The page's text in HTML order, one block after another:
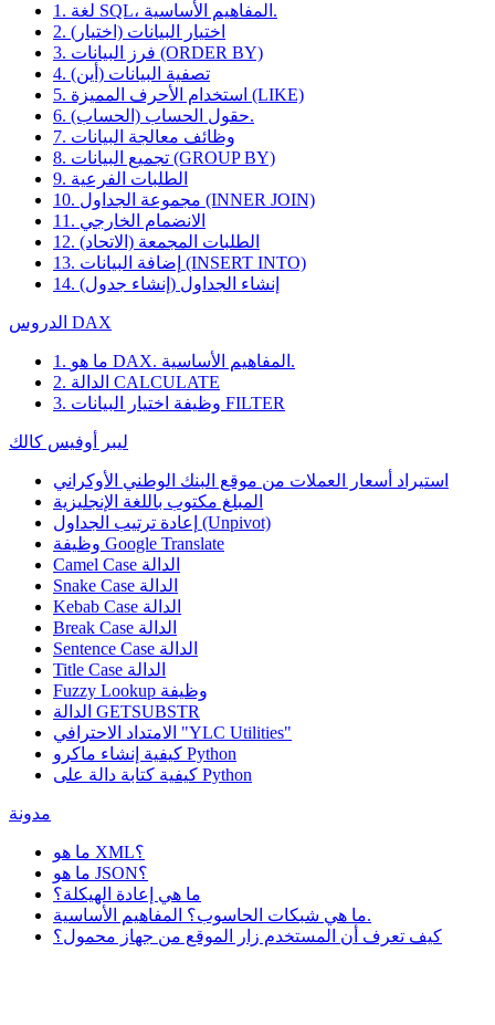
1. لغة SQL، المفاهيم الأساسية.
2. اختيار البيانات (اختيار)
3. فرز البيانات (ORDER BY)
4. تصفية البيانات (أين)
5. استخدام الأحرف المميزة (LIKE)
6. حقول الحساب (الحساب).
7. وظائف معالجة البيانات
8. تجميع البيانات (GROUP BY)
9. الطلبات الفرعية
10. مجموعة الجداول (INNER JOIN)
11. الانضمام الخارجي
12. الطلبات المجمعة (الاتحاد)
13. إضافة البيانات (INSERT INTO)
14. إنشاء الجداول (إنشاء جدول)
الدروس DAX
1. ما هو DAX. المفاهيم الأساسية.
2. الدالة CALCULATE
3. وظيفة اختيار البيانات FILTER
ليبر أوفيس كالك
استيراد أسعار العملات من موقع البنك الوطني الأوكراني
المبلغ مكتوب باللغة الإنجليزية
إعادة ترتيب الجداول (Unpivot)
Google Translate
Camel Case الدالة
Snake Case الدالة
Kebab Case الدالة
Break Case الدالة
Sentence Case الدالة
Title Case الدالة
Fuzzy Lookup وظيفة
الدالة GETSUBSTR
الامتداد الاحترافي "YLC Utilities"
كيفية إنشاء ماكرو Python
كيفية كتابة دالة على Python
مدونة
ما هو XML؟
ما هو JSON؟
ما هي إعادة الهيكلة؟
ما هي شبكات الحاسوب؟ المفاهيم الأساسية.
كيف تعرف أن المستخدم زار الموقع من جهاز محمول؟